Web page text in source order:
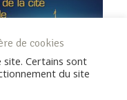
de cookies
site. Certains sont
du site